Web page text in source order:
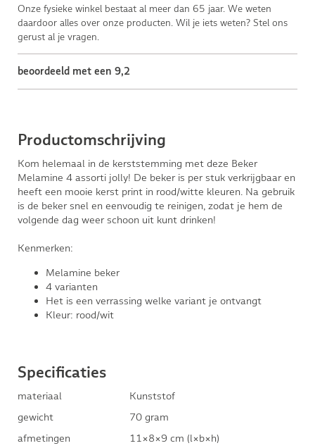
Onze fysieke winkel bestaat al meer dan 65 jaar. We weten
daardoor alles over onze producten. Wil je iets weten? Stel ons
gerust al je vragen.
beoordeeld met een 9,2
Productomschrijving
Kom helemaal in de kerststemming met deze Beker
Melamine 4 assorti jolly! De beker is per stuk verkrijgbaar en
heeft een mooie kerst print in rood/witte kleuren. Na gebruik
is de beker snel en eenvoudig te reinigen, zodat je hem de
volgende dag weer schoon uit kunt drinken!
Kenmerken:
Melamine beker
4 varianten
Het is een verrassing welke variant je ontvangt
Kleur: rood/wit
Specificaties
materiaal
Kunststof
gewicht
70 gram
afmetingen
11×8×9 cm (l×b×h)